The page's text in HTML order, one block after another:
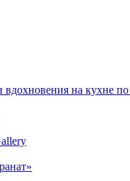
на кухне по